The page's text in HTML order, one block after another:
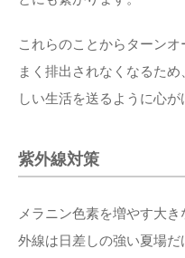
これらのことからターン
まく排出されなくなるた
しい生活を送るように心が
紫外線対策
メラニン色素を増やす大
外線は日差しの強い夏場